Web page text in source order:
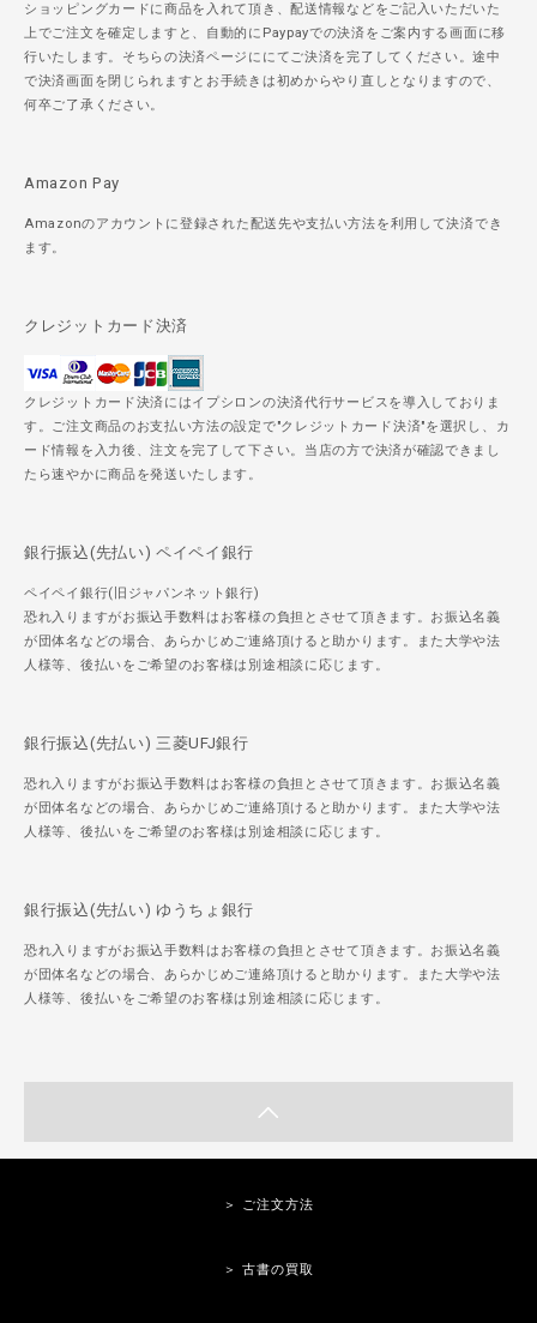
ショッピングカードに商品を入れて頂き、配送情報などをご記入いただいた
上でご注文を確定しますと、自動的にPaypayでの決済をご案内する画面に移
行いたします。そちらの決済ページににてご決済を完了してください。途中
で決済画面を閉じられますとお手続きは初めからやり直しとなりますので、
何卒ご了承ください。
Amazon Pay
Amazonのアカウントに登録された配送先や支払い方法を利用して決済でき
ます。
クレジットカード決済
クレジットカード決済にはイプシロンの決済代行サービスを導入しておりま
す。ご注文商品のお支払い方法の設定で"クレジットカード決済"を選択し、カ
ード情報を入力後、注文を完了して下さい。当店の方で決済が確認できまし
たら速やかに商品を発送いたします。
銀行振込(先払い) ペイペイ銀行
ペイペイ銀行(旧ジャパンネット銀行)
恐れ入りますがお振込手数料はお客様の負担とさせて頂きます。お振込名義
が団体名などの場合、あらかじめご連絡頂けると助かります。また大学や法
人様等、後払いをご希望のお客様は別途相談に応じます。
銀行振込(先払い) 三菱UFJ銀行
恐れ入りますがお振込手数料はお客様の負担とさせて頂きます。お振込名義
が団体名などの場合、あらかじめご連絡頂けると助かります。また大学や法
人様等、後払いをご希望のお客様は別途相談に応じます。
銀行振込(先払い) ゆうちょ銀行
恐れ入りますがお振込手数料はお客様の負担とさせて頂きます。お振込名義
が団体名などの場合、あらかじめご連絡頂けると助かります。また大学や法
人様等、後払いをご希望のお客様は別途相談に応じます。
＞ ご注文方法
＞ 古書の買取